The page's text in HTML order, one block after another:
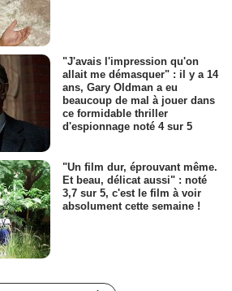
"J'avais l'impression qu'on
allait me démasquer" : il y a 14
ans, Gary Oldman a eu
beaucoup de mal à jouer dans
ce formidable thriller
d'espionnage noté 4 sur 5
"Un film dur, éprouvant même.
Et beau, délicat aussi" : noté
3,7 sur 5, c'est le film à voir
absolument cette semaine !